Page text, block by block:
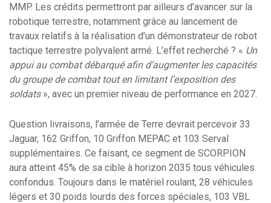
MMP. Les crédits permettront par ailleurs d’avancer sur la
robotique terrestre, notamment grâce au lancement de
travaux relatifs à la réalisation d’un démonstrateur de robot
tactique terrestre polyvalent armé. L’effet recherché ? « Un
appui au combat débarqué afin d’augmenter les capacités
du groupe de combat tout en limitant l’exposition des
soldats», avec un premier niveau de performance en 2027.
Question livraisons, l’armée de Terre devrait percevoir 33
Jaguar, 162 Griffon, 10 Griffon MEPAC et 103 Serval
supplémentaires. Ce faisant, ce segment de SCORPION
aura atteint 45% de sa cible à horizon 2035 tous véhicules
confondus. Toujours dans le matériel roulant, 28 véhicules
légers et 30 poids lourds des forces spéciales, 103 VBL